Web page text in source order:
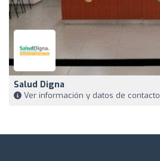
Salud Digna
Ver información y datos de contacto